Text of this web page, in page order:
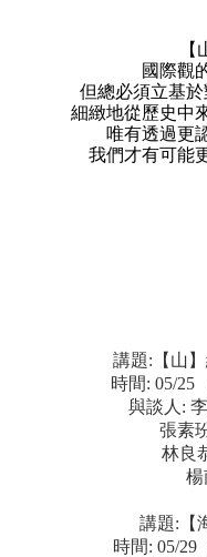
【
國際觀
但總必須立基於
細緻地從歷史中
唯有透過更
我們才有可能
講題: 【山
時間: 05/25
與談人 :
張素
林良
楊
講題:
時間: 05/29